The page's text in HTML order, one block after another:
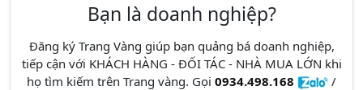
Bạn là doanh nghiệp?
Đăng ký Trang Vàng giúp bạn quảng bá doanh nghiệp,
tiếp cận với KHÁCH HÀNG - ĐỐI TÁC - NHÀ MUA LỚN khi
họ tìm kiếm trên Trang vàng. Gọi 0934.498.168
/